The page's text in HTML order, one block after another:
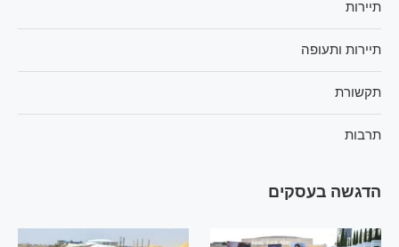
תיירות
תיירות ותעופה
תקשורת
תרבות
הדגשה בעסקים